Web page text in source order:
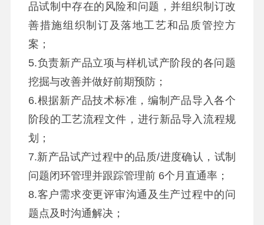
品试制中存在的风险和问题，并组织制订改
善措施组织制订及落地工艺和品质管控方
案；
5.负责新产品立项与样机试产阶段的各问题
挖掘与改善并做好前期预防；
6.根据新产品技术标准，编制产品导入各个
阶段的工艺流程文件，进行新品导入流程规
划；
7.新产品试产过程中的品质/进度确认，试制
问题闭环管理并跟踪管理前 6个月直通率；
8.客户需求变更评审沟通及生产过程中的问
题点及时沟通解决；